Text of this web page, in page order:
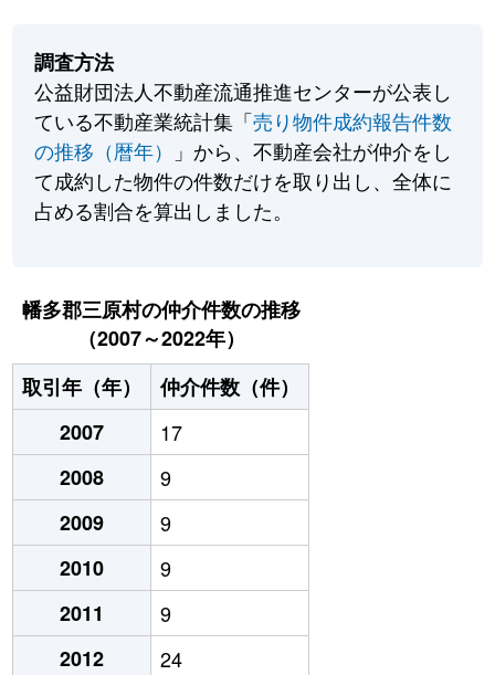
調査方法
公益財団法人不動産流通推進センターが公表し
ている不動産業統計集「売り物件成約報告件数
の推移（暦年）
」から、不動産会社が仲介をし
て成約した物件の件数だけを取り出し、全体に
占める割合を算出しました。
幡多郡三原村の仲介件数の推移
（2007～2022年）
取引年（年）
仲介件数（件）
2007
17
2008
9
2009
9
2010
9
2011
9
2012
24